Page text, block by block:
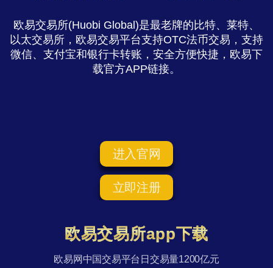
欧易交易所(Huobi Global)是最老牌的比特、莱特、
以太交易所，欧易交易平台支持OTC法币交易，支持
微信、支付宝和银行卡转账，安全方便快捷，欧易下
载官方APP链接。
进入官网
立即注册
欧易交易所app下载
欧易网中国交易平台日交易量1200亿元